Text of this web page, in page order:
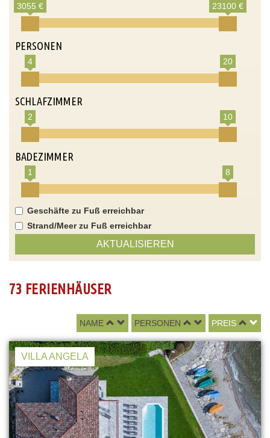
3055 € 23100 €
PERSONEN
4 20
SCHLAFZIMMER
2 10
BADEZIMMER
1 8
Geschäfte zu Fuß erreichbar
Strand/Meer zu Fuß erreichbar
AKTUALISIEREN
73 FERIENHÄUSER
NAME PERSONEN PREIS
VILLA ANGELA